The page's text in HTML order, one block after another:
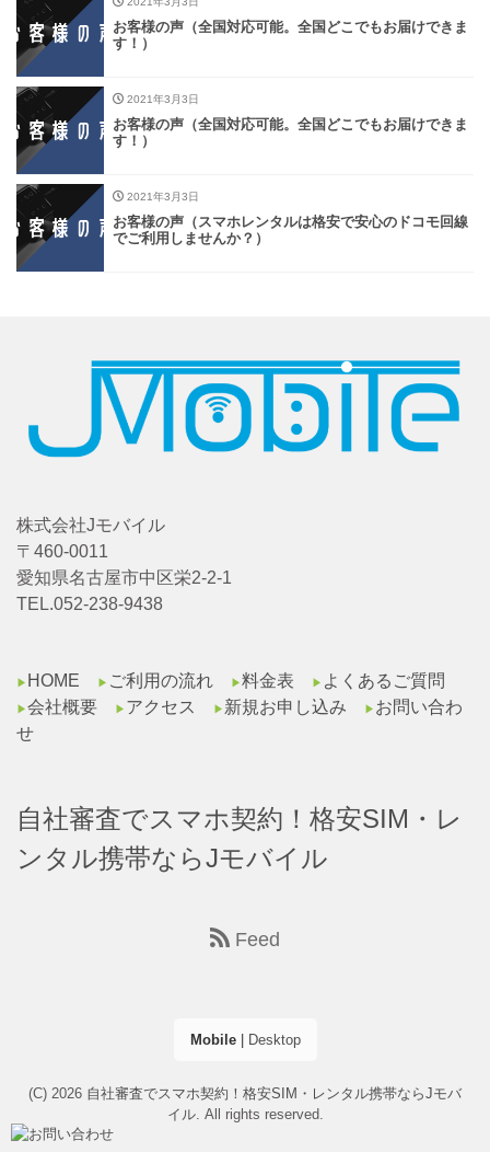
お客様の声（全国対応可能。全国どこでもお届けできま
す！）
2021年3月3日
お客様の声（全国対応可能。全国どこでもお届けできま
す！）
2021年3月3日
お客様の声（スマホレンタルは格安で安心のドコモ回線
でご利用しませんか？）
株式会社Jモバイル
〒460-0011
愛知県名古屋市中区栄2-2-1
TEL.052-238-9438
▶︎ HOME ▶︎ ご利用の流れ ▶︎料金表 ▶︎ よくあるご質問
▶︎会社概要 ▶︎ アクセス ▶︎ 新規お申し込み ▶︎ お問い合わ
せ
自社審査でスマホ契約！格安SIM・レ
ンタル携帯ならJモバイル
Feed
Mobile| Desktop
(C) 2026 自社審査でスマホ契約！格安SIM・レンタル携帯ならJモバ
イル. All rights reserved.